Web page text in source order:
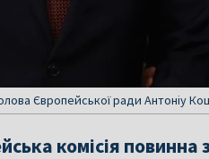
Європейської ради Антоніу
комісія